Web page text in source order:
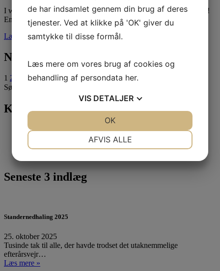
I weekenden var vi til årets sidste stævne, Harboe Cup i Skælskør!
Emilia sikrede 2. pladsen i klassemesterskabet Vores fem…
Læs mere
Navigation til indlæg
1 2 41 Næste
Søg efter:
Kategorier
Nyheder(296)
Tursejlads(27)
Seneste 3 indlæg
Standernedhaling 2025
25. oktober 2025
Tusinde tak til alle, der havde trodset det utaknemmelige
efterårsvejr…
Læs mere »
de har indsamlet gennem din brug af deres
tjenester. Ved at klikke på 'OK' giver du
samtykke til disse formål.
Læs mere om vores brug af cookies og
behandling af persondata her.
VIS DETALJER
AFVIS ALLE
OK